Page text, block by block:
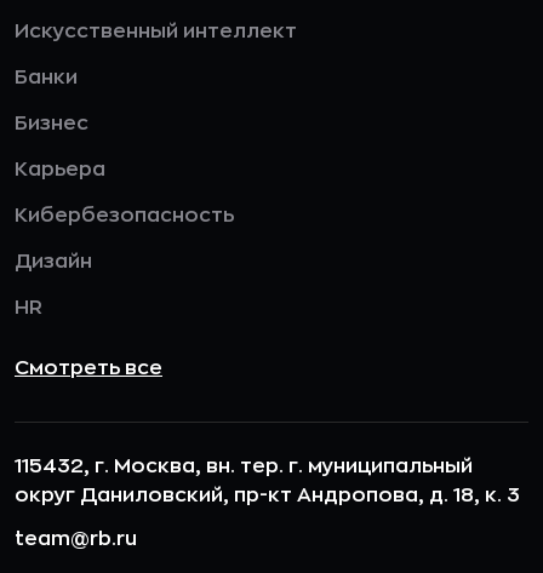
Искусственный интеллект
Банки
Бизнес
Карьера
Кибербезопасность
Дизайн
HR
Смотреть все
115432, г. Москва, вн. тер. г. муниципальный
округ Даниловский, пр-кт Андропова, д. 18, к. 3
team@rb.ru